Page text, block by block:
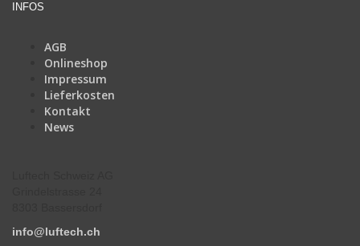
INFOS
AGB
Onlineshop
Impressum
Lieferkosten
Kontakt
News
info@luftech.ch